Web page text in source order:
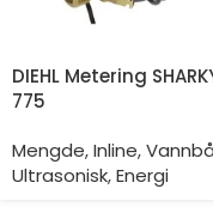
DIEHL Metering
775
Mengde,Inline,
Ultrasonisk,Energi